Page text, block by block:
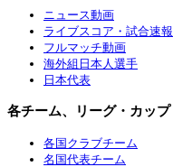
ニュース動画
ライブスコア・試合速報
フルマッチ動画
海外組日本人選手
日本代表
各チーム、リーグ・カップ
各国クラブチーム
名国代表チーム